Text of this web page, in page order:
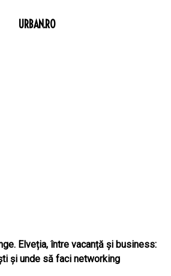
URBAN.RO
Elveția, între vacanță și business:
și unde să faci networking